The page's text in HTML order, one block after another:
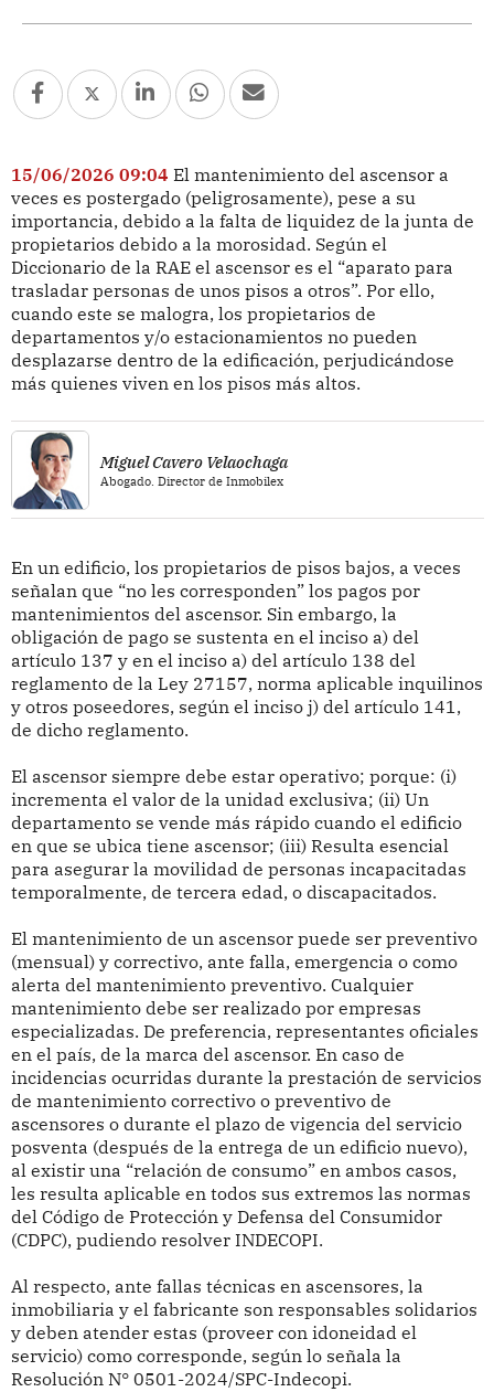
15/06/2026 09:04 El mantenimiento del ascensor a
veces es postergado (peligrosamente), pese a su
importancia, debido a la falta de liquidez de la junta de
propietarios debido a la morosidad. Según el
Diccionario de la RAE el ascensor es el “aparato para
trasladar personas de unos pisos a otros”. Por ello,
cuando este se malogra, los propietarios de
departamentos y/o estacionamientos no pueden
desplazarse dentro de la edificación, perjudicándose
más quienes viven en los pisos más altos.
Miguel Cavero Velaochaga
Abogado. Director de Inmobilex
En un edificio, los propietarios de pisos bajos, a veces
señalan que “no les corresponden” los pagos por
mantenimientos del ascensor. Sin embargo, la
obligación de pago se sustenta en el inciso a) del
artículo 137 y en el inciso a) del artículo 138 del
reglamento de la Ley 27157, norma aplicable inquilinos
y otros poseedores, según el inciso j) del artículo 141,
de dicho reglamento.
El ascensor siempre debe estar operativo; porque: (i)
incrementa el valor de la unidad exclusiva; (ii) Un
departamento se vende más rápido cuando el edificio
en que se ubica tiene ascensor; (iii) Resulta esencial
para asegurar la movilidad de personas incapacitadas
temporalmente, de tercera edad, o discapacitados.
El mantenimiento de un ascensor puede ser preventivo
(mensual) y correctivo, ante falla, emergencia o como
alerta del mantenimiento preventivo. Cualquier
mantenimiento debe ser realizado por empresas
especializadas. De preferencia, representantes oficiales
en el país, de la marca del ascensor. En caso de
incidencias ocurridas durante la prestación de servicios
de mantenimiento correctivo o preventivo de
ascensores o durante el plazo de vigencia del servicio
posventa (después de la entrega de un edificio nuevo),
al existir una “relación de consumo” en ambos casos,
les resulta aplicable en todos sus extremos las normas
del Código de Protección y Defensa del Consumidor
(CDPC), pudiendo resolver INDECOPI.
Al respecto, ante fallas técnicas en ascensores, la
inmobiliaria y el fabricante son responsables solidarios
y deben atender estas (proveer con idoneidad el
servicio) como corresponde, según lo señala la
Resolución N° 0501-2024/SPC-Indecopi.